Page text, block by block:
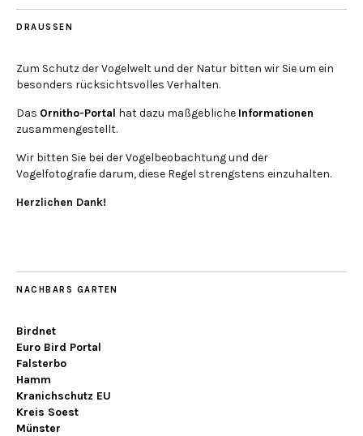
DRAUSSEN
Zum Schutz der Vogelwelt und der Natur bitten wir Sie um ein
besonders rücksichtsvolles Verhalten.
Das Ornitho-Portal hat dazu maßgebliche Informationen
zusammengestellt.
Wir bitten Sie bei der Vogelbeobachtung und der
Vogelfotografie darum, diese Regel strengstens einzuhalten.
Herzlichen Dank!
NACHBARS GARTEN
Birdnet
Euro Bird Portal
Falsterbo
Hamm
Kranichschutz EU
Kreis Soest
Münster